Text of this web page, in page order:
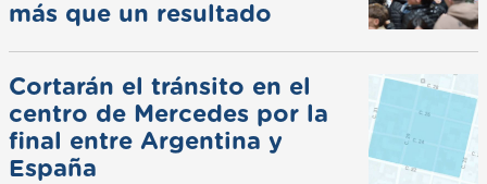
más que un resultado
Cortarán el tránsito en el
centro de Mercedes por la
final entre Argentina y
España